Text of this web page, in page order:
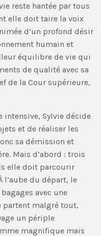
reste hantée par tous
elle doit taire la voix
d’un profond désir
humain et
équilibre de vie qui
de qualité avec sa
de la Cour supérieure,
intensive, Sylvie décide
et de réaliser les
sa démission et
Mais d’abord : trois
elle doit parcourir
l’aube du départ, le
avec une
partent malgré tout,
un périple
magnifique mais